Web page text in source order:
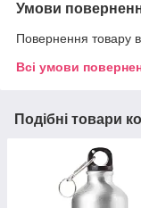
Умови
Повернення товару
Всі умови
Подібні товари